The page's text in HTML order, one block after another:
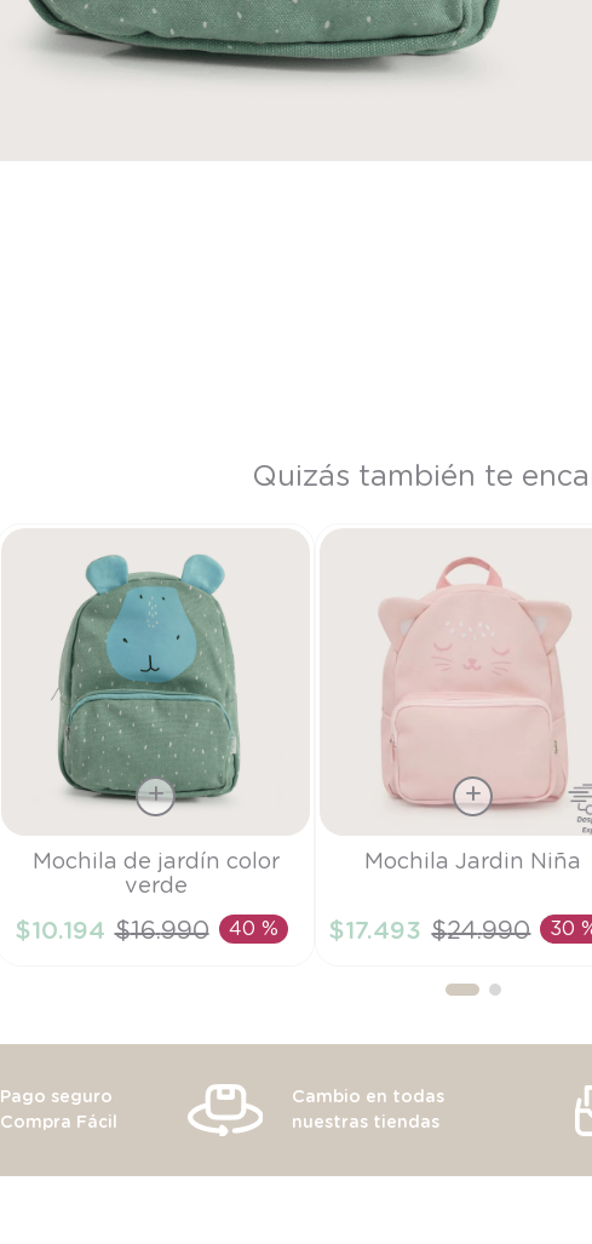
Quizás también te
Talla
AÑADIR AL CARRITO
Mochila de jardín color
verde
$10.194 $16.990 40 % AÑADIR AL CARRITO
Mochila Jardin Niña
$17.493 $24.990 30
Pago seguro
Compra Fácil
Cambio en todas
nuestras tiendas